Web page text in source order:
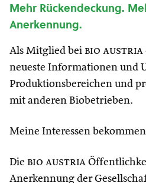
Mehr Rückendeckung.
Anerkennung.
Als Mitglied bei bio austria
neueste Informationen und
Produktionsbereichen und
mit anderen Biobetrieben.
Meine Interessen
Die bio austria
Anerkennung der